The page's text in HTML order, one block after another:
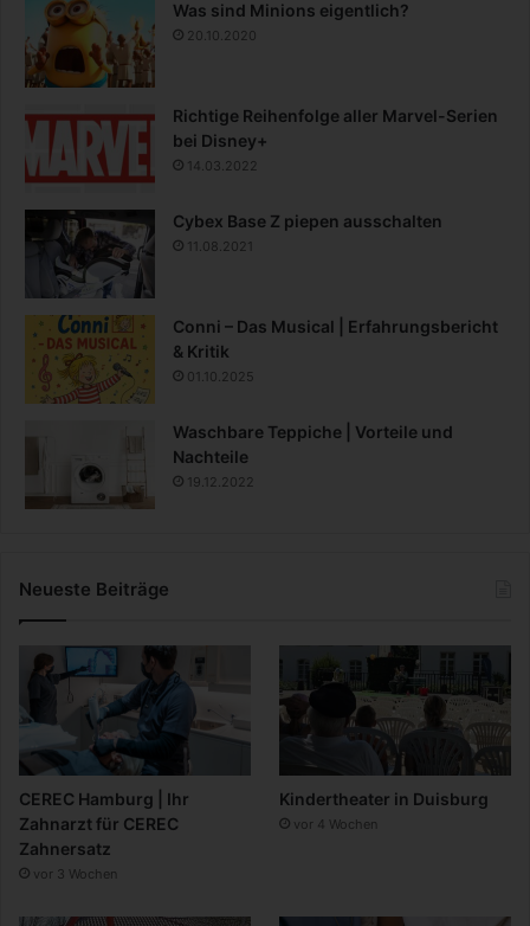
Was sind Minions eigentlich?
20.10.2020
Richtige Reihenfolge aller Marvel-Serien
bei Disney+
14.03.2022
Cybex Base Z piepen ausschalten
11.08.2021
Conni – Das Musical | Erfahrungsbericht
& Kritik
01.10.2025
Waschbare Teppiche | Vorteile und
Nachteile
19.12.2022
Neueste Beiträge
CEREC Hamburg | Ihr
Zahnarzt für CEREC
Zahnersatz
vor 3 Wochen
Kindertheater in Duisburg
vor 4 Wochen